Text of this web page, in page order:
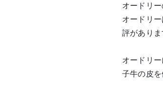
オードリ
オードリ
評があり
オードリ
子牛の皮